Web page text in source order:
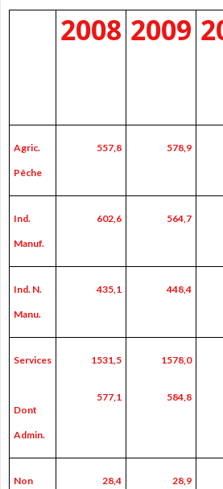
2008 2009
Agric.
Pêche
557,8 578,9
Ind.
Manuf.
602,6 564,7
Ind. N.
Manu.
435,1 448,4
Services
Dont
Admin.
1531,5
577,1
1578,0
584,8
Non 28,4 28,9